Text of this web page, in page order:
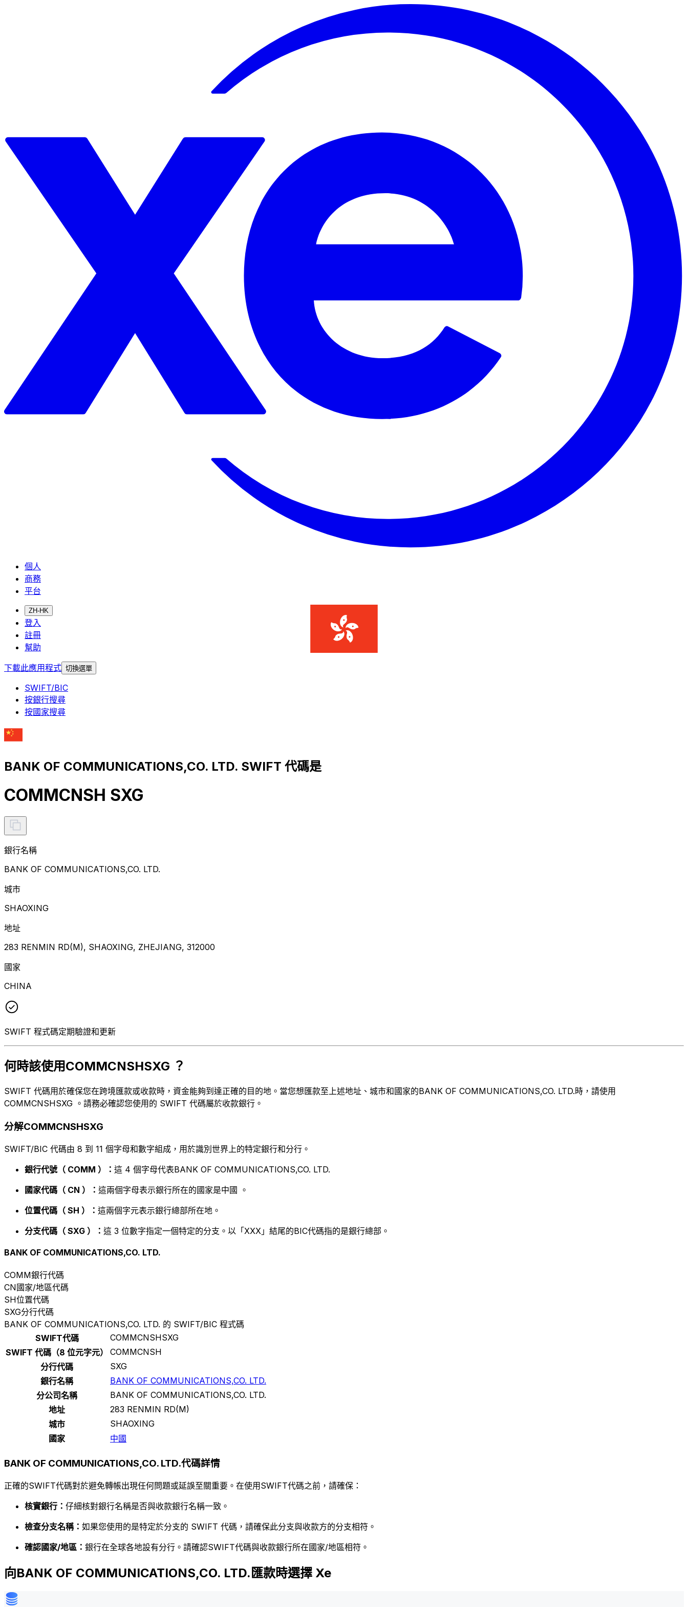
個人
商務
平台
ZH-HK
登入
註冊
幫助
下載此應用程式 切換選單
SWIFT/BIC
按銀行搜尋
按國家搜尋
BANK OF COMMUNICATIONS,CO. LTD. SWIFT 代碼是
COMMCNSH SXG
銀行名稱
BANK OF COMMUNICATIONS,CO. LTD.
城市
SHAOXING
地址
283 RENMIN RD(M), SHAOXING, ZHEJIANG, 312000
國家
CHINA
SWIFT 程式碼定期驗證和更新
何時該使用COMMCNSHSXG ？
SWIFT 代碼用於確保您在跨境匯款或收款時，資金能夠到達正確的目的地。當您想匯款至上述地址、城市和國家的BANK OF COMMUNICATIONS,CO. LTD.時，請使用
COMMCNSHSXG 。請務必確認您使用的 SWIFT 代碼屬於收款銀行。
分解COMMCNSHSXG
SWIFT/BIC 代碼由 8 到 11 個字母和數字組成，用於識別世界上的特定銀行和分行。
銀行代號（ COMM ）： 這 4 個字母代表BANK OF COMMUNICATIONS,CO. LTD.
國家代碼（ CN ）： 這兩個字母表示銀行所在的國家是中國 。
位置代碼（ SH ）： 這兩個字元表示銀行總部所在地。
分支代碼（ SXG ）： 這 3 位數字指定一個特定的分支。以「XXX」結尾的BIC代碼指的是銀行總部。
BANK OF COMMUNICATIONS,CO. LTD.
COMM銀行代碼
CN國家/地區代碼
SH位置代碼
SXG分行代碼
BANK OF COMMUNICATIONS,CO. LTD. 的 SWIFT/BIC 程式碼
SWIFT代碼
COMMCNSHSXG
SWIFT 代碼（8 位元字元）
COMMCNSH
分行代碼
SXG
銀行名稱
BANK OF COMMUNICATIONS,CO. LTD.
分公司名稱
BANK OF COMMUNICATIONS,CO. LTD.
地址
283 RENMIN RD(M)
城市
SHAOXING
國家
中國
BANK OF COMMUNICATIONS,CO. LTD.代碼詳情
正確的SWIFT代碼對於避免轉帳出現任何問題或延誤至關重要。在使用SWIFT代碼之前，請確保：
核實銀行： 仔細核對銀行名稱是否與收款銀行名稱一致。
檢查分支名稱： 如果您使用的是特定於分支的 SWIFT 代碼，請確保此分支與收款方的分支相符。
確認國家/地區： 銀行在全球各地設有分行。請確認SWIFT代碼與收款銀行所在國家/地區相符。
向BANK OF COMMUNICATIONS,CO. LTD.匯款時選擇 Xe